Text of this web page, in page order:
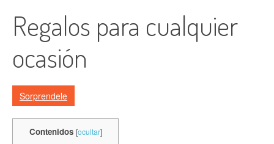
Regalos para cualquier
ocasión
Sorprendele
Contenidos [ocultar]